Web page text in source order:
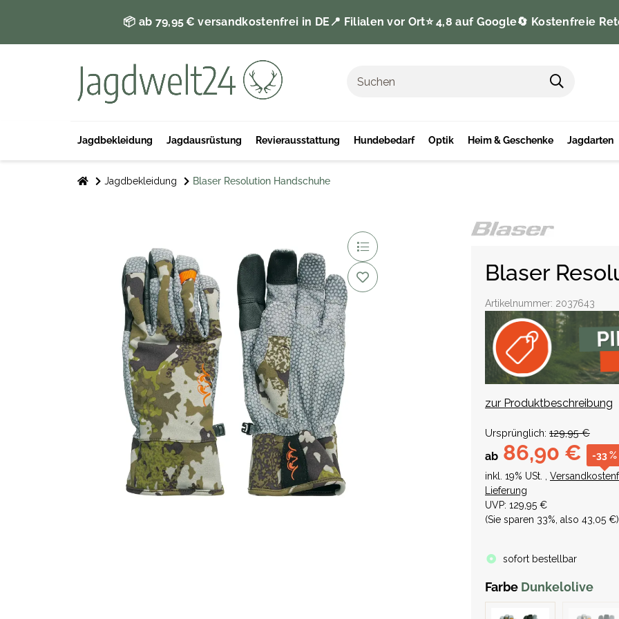
📦 ab 79,95 € versandkostenfrei in DE 📍 Filialen vor Ort⭐️ 4,8 auf Google🔄 Kostenfreie
Jagdbekleidung Jagdausrüstung Revierausstattung Hundebedarf Optik Heim & Geschenke Jagdarten
Jagdbekleidung Blaser Resolution Handschuhe
Blaser
Artikelnummer: 2037643
zur Produktbeschreibung
Ursprünglich: 129,95 €
ab 86,90 € -33 %
inkl. 19% USt. ,
Lieferung
UVP: 129,95 €
(Sie sparen 33%, also 43,05 €)
sofort bestellbar
Farbe Dunkelolive